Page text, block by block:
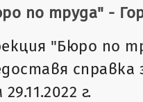
по труда" -
"Бюро по
г.